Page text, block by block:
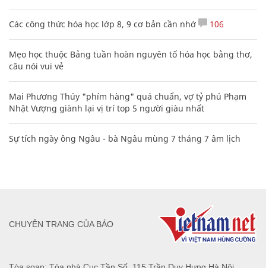
Các công thức hóa học lớp 8, 9 cơ bản cần nhớ 106
Mẹo học thuộc Bảng tuần hoàn nguyên tố hóa học bằng thơ,
câu nói vui vẻ
Mai Phương Thúy "phím hàng" quá chuẩn, vợ tỷ phú Phạm
Nhật Vượng giành lại vị trí top 5 người giàu nhất
Sự tích ngày ông Ngâu - bà Ngâu mùng 7 tháng 7 âm lịch
CHUYÊN TRANG CỦA BÁO